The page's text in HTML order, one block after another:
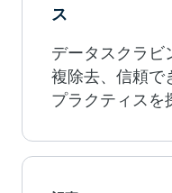
ス
データスクラビ
複除去、信頼で
プラクティスを